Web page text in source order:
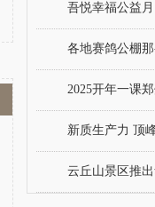
吾悦幸福公益
各地赛鸽公棚
2025开年一课
新质生产力 顶
云丘山景区推